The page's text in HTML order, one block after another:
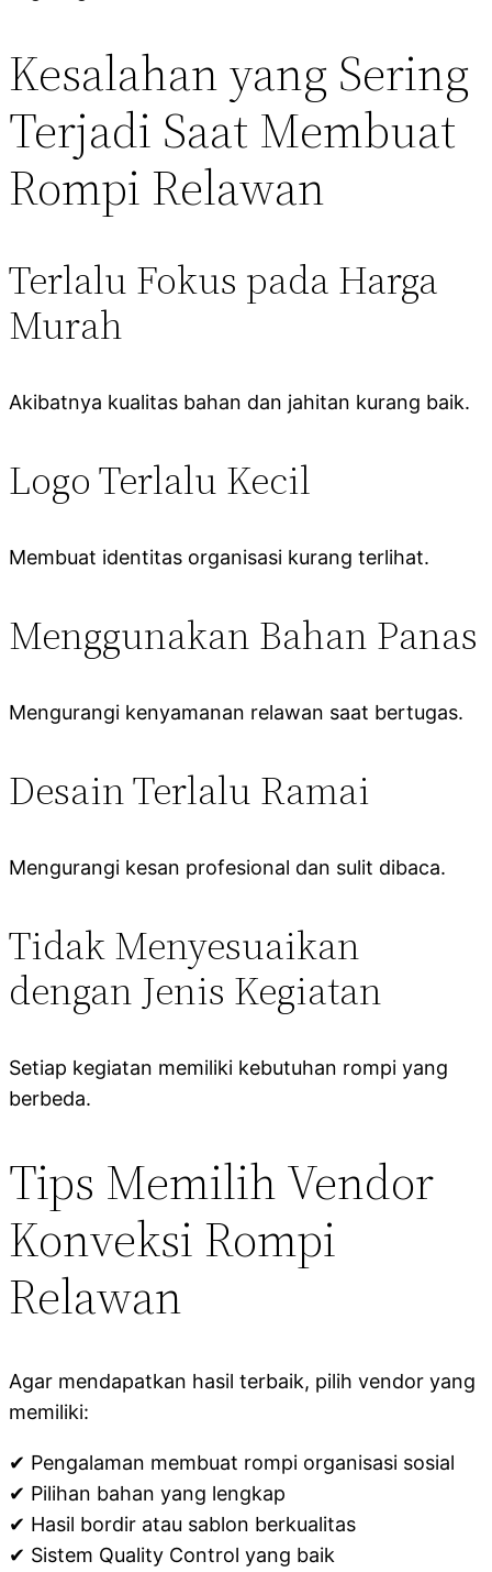
Kesalahan yang Sering
Terjadi Saat Membuat
Rompi Relawan
Terlalu Fokus pada Harga
Murah
Akibatnya kualitas bahan dan jahitan kurang baik.
Logo Terlalu Kecil
Membuat identitas organisasi kurang terlihat.
Menggunakan Bahan Panas
Mengurangi kenyamanan relawan saat bertugas.
Desain Terlalu Ramai
Mengurangi kesan profesional dan sulit dibaca.
Tidak Menyesuaikan
dengan Jenis Kegiatan
Setiap kegiatan memiliki kebutuhan rompi yang
berbeda.
Tips Memilih Vendor
Konveksi Rompi
Relawan
Agar mendapatkan hasil terbaik, pilih vendor yang
memiliki:
✔ Pengalaman membuat rompi organisasi sosial
✔ Pilihan bahan yang lengkap
✔ Hasil bordir atau sablon berkualitas
✔ Sistem Quality Control yang baik